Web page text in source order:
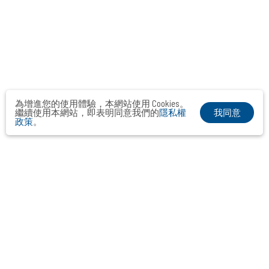
為增進您的使用體驗，本網站使用 Cookies。
繼續使用本網站，即表明同意我們的隱私權
政策。
我同意